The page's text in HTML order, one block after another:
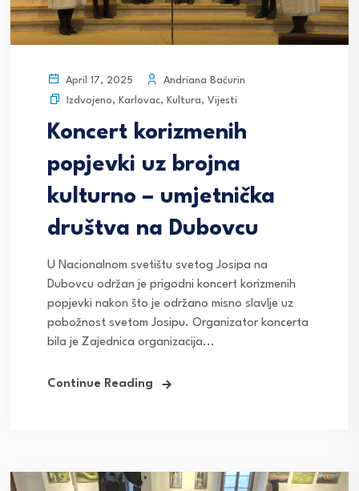
April 17, 2025
Andriana Baćurin
Izdvojeno, Karlovac, Kultura, Vijesti
Koncert korizmenih
popjevki uz brojna
kulturno – umjetnička
društva na Dubovcu
U Nacionalnom svetištu svetog Josipa na
Dubovcu održan je prigodni koncert korizmenih
popjevki nakon što je održano misno slavlje uz
pobožnost svetom Josipu. Organizator koncerta
bila je Zajednica organizacija...
Continue Reading